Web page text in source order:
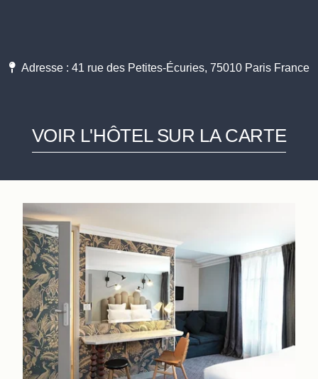
Adresse : 41 rue des Petites-Écuries, 75010 Paris France
VOIR L'HÔTEL SUR LA CARTE